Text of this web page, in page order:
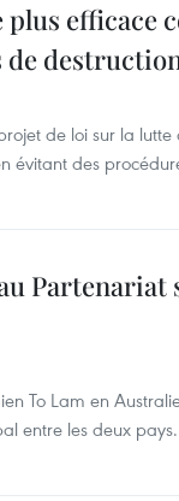
efficace
de loi sur la
évitant des
To Lam en
entre les deux pays.